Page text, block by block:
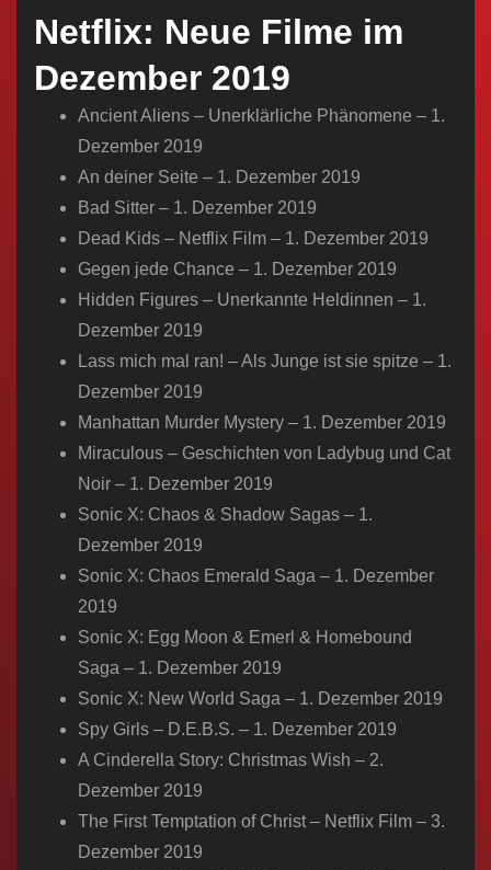
Netflix: Neue Filme im
Dezember 2019
Ancient Aliens – Unerklärliche Phänomene – 1.
Dezember 2019
An deiner Seite – 1. Dezember 2019
Bad Sitter – 1. Dezember 2019
Dead Kids – Netflix Film – 1. Dezember 2019
Gegen jede Chance – 1. Dezember 2019
Hidden Figures – Unerkannte Heldinnen – 1.
Dezember 2019
Lass mich mal ran! – Als Junge ist sie spitze – 1.
Dezember 2019
Manhattan Murder Mystery – 1. Dezember 2019
Miraculous – Geschichten von Ladybug und Cat
Noir – 1. Dezember 2019
Sonic X: Chaos & Shadow Sagas – 1.
Dezember 2019
Sonic X: Chaos Emerald Saga – 1. Dezember
2019
Sonic X: Egg Moon & Emerl & Homebound
Saga – 1. Dezember 2019
Sonic X: New World Saga – 1. Dezember 2019
Spy Girls – D.E.B.S. – 1. Dezember 2019
A Cinderella Story: Christmas Wish – 2.
Dezember 2019
The First Temptation of Christ – Netflix Film – 3.
Dezember 2019